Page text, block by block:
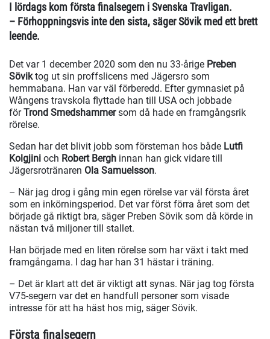
I lördags kom första finalsegern i Svenska Travligan.
– Förhoppningsvis inte den sista, säger Sövik med ett brett
leende.
Det var 1 december 2020 som den nu 33-årige Preben
Söviktog ut sin proffslicens med Jägersro som
hemmabana. Han var väl förberedd. Efter gymnasiet på
Wångens travskola flyttade han till USA och jobbade
förTrond Smedshammersom då hade en framgångsrik
rörelse.
Sedan har det blivit jobb som försteman hos både Lutfi
Kolgjini och Robert Bergh innan han gick vidare till
Jägersrotränaren Ola Samuelsson.
– När jag drog i gång min egen rörelse var väl första året
som en inkörningsperiod. Det var först förra året som det
började gå riktigt bra, säger Preben Sövik som då körde in
nästan två miljoner till stallet.
Han började med en liten rörelse som har växt i takt med
framgångarna. I dag har han 31 hästar i träning.
– Det är klart att det är viktigt att synas. När jag tog första
V75-segern var det en handfull personer som visade
intresse för att ha häst hos mig, säger Sövik.
Första finalsegern